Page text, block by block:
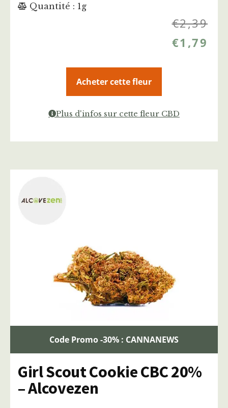
Quantité : 1g
€2,39
€1,79
Acheter cette fleur
Plus d'infos sur cette fleur CBD
Code Promo -30% : CANNANEWS
Girl Scout Cookie CBC 20%
– Alcovezen